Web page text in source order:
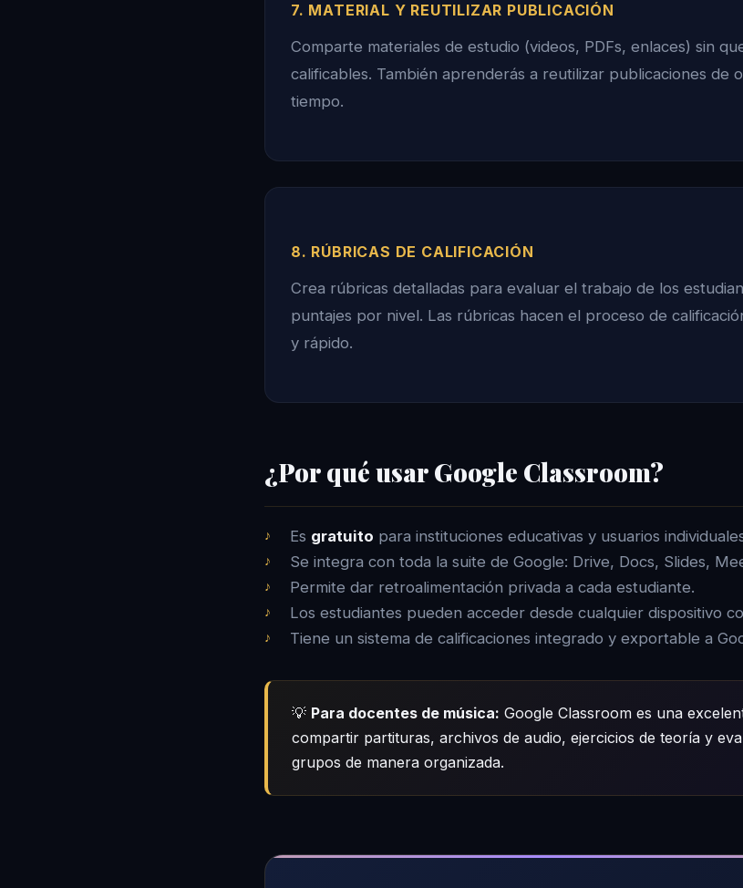
7. MATERIAL Y REUTILIZAR PUBLICACIÓN
Comparte materiales de estudio (videos, PDFs, enlaces) sin
calificables. También aprenderás a reutilizar publicaciones de
tiempo.
8. RÚBRICAS DE CALIFICACIÓN
Crea rúbricas detalladas para evaluar el trabajo de los
puntajes por nivel. Las rúbricas hacen el proceso de
y rápido.
¿Por qué usar Google Classroom?
Es gratuito para instituciones educativas y usuarios
Se integra con toda la suite de Google: Drive, Docs, Slides,
Permite dar retroalimentación privada a cada estudiante.
Los estudiantes pueden acceder desde cualquier dispositivo
Tiene un sistema de calificaciones integrado y exportable a
💡 Para docentes de música: Google Classroom es una
compartir partituras, archivos de audio, ejercicios de teoría y
grupos de manera organizada.